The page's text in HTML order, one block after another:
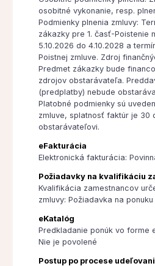
osobitné vykonanie, resp.
Podmienky plnenia zmluvy:
zákazky pre 1. časť-Poistenie
5.10.2026 do 4.10.2028 a
Poistnej zmluve. Zdroj
Predmet zákazky bude
zdrojov obstarávateľa.
(predplatby) nebude
Platobné podmienky sú
zmluve, splatnosť faktúr je 30
obstarávateľovi.
eFakturácia
Elektronická fakturácia:
Požiadavky na kvalifikáciu
Kvalifikácia zamestnancov
zmluvy: Požiadavka na ponuku
eKatalóg
Predkladanie ponúk vo forme
Nie je povolené
Postup po procese